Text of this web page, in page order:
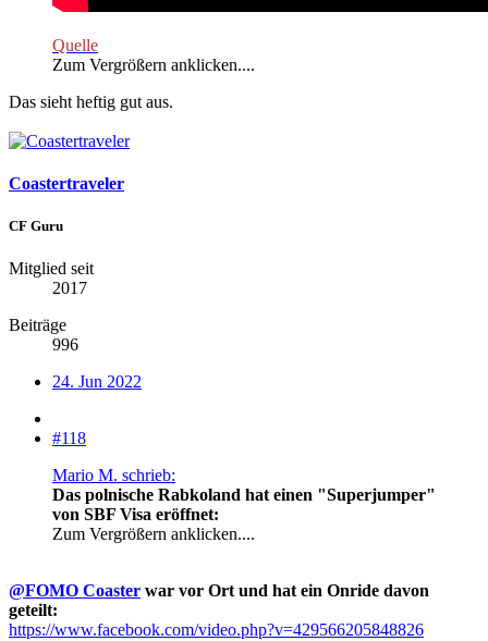
Quelle
Zum Vergrößern anklicken....
Das sieht heftig gut aus.
Coastertraveler
CF Guru
Mitglied seit
2017
Beiträge
996
24. Jun 2022
#118
Mario M. schrieb:
Das polnische Rabkoland hat einen "Superjumper"
von SBF Visa eröffnet:
Zum Vergrößern anklicken....
@FOMO Coaster war vor Ort und hat ein Onride davon
geteilt:
https://www.facebook.com/video.php?v=429566205848826